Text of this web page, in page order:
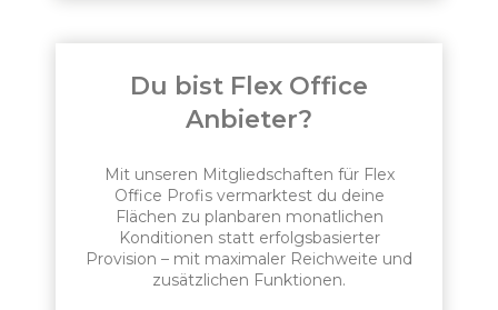
Du bist Flex Office
Anbieter?
Mit unseren Mitgliedschaften für Flex
Office Profis vermarktest du deine
Flächen zu planbaren monatlichen
Konditionen statt erfolgsbasierter
Provision – mit maximaler Reichweite und
zusätzlichen Funktionen.